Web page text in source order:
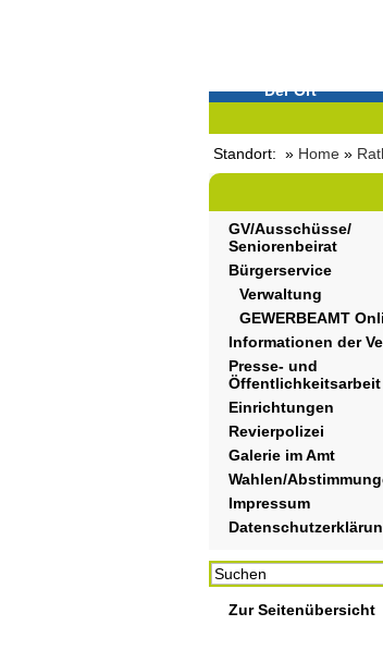
Der Ort
Standort: » Home »
GV/Ausschüsse/
Seniorenbeirat
Bürgerservice
Verwaltung
GEWERBEAMT
Informationen der
Presse- und
Öffentlichkeitsarbeit
Einrichtungen
Revierpolizei
Galerie im Amt
Wahlen/
Impressum
Zur Seitenübersicht